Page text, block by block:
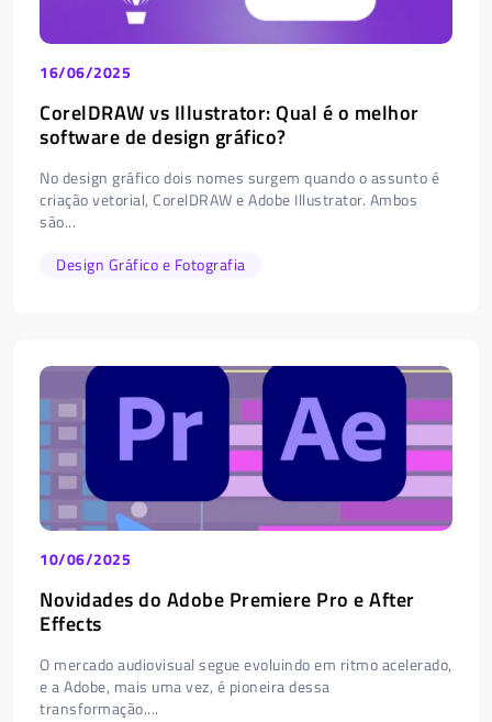
16/06/2025
CorelDRAW vs Illustrator: Qual é o melhor
software de design gráfico?
No design gráfico dois nomes surgem quando o assunto é
criação vetorial, CorelDRAW e Adobe Illustrator. Ambos
são...
Design Gráfico e Fotografia
10/06/2025
Novidades do Adobe Premiere Pro e After
Effects
O mercado audiovisual segue evoluindo em ritmo acelerado,
e a Adobe, mais uma vez, é pioneira dessa
transformação....